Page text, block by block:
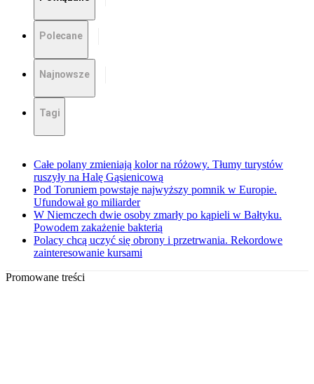
Polecane
Najnowsze
Tagi
Całe polany zmieniają kolor na różowy. Tłumy turystów
ruszyły na Halę Gąsienicową
Pod Toruniem powstaje najwyższy pomnik w Europie.
Ufundował go miliarder
W Niemczech dwie osoby zmarły po kąpieli w Bałtyku.
Powodem zakażenie bakterią
Polacy chcą uczyć się obrony i przetrwania. Rekordowe
zainteresowanie kursami
Promowane treści